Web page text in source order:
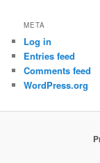
META
Log in
Entries feed
Comments feed
WordPress.org